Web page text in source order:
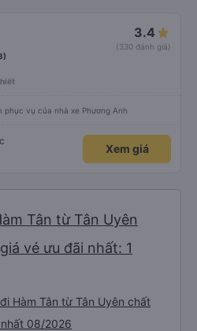
3.4
(330 đánh giá)
phục vụ của nhà xe Phương Anh
Xem giá
Tân từ Tân Uyên
vé ưu đãi nhất: 1
Hàm Tân từ Tân Uyên chất
08/2026